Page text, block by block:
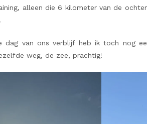
alleen die 6 kilometer van de
dag van ons verblijf heb ik toch nog
weg, de zee, prachtig!